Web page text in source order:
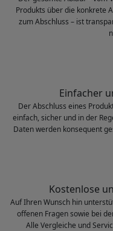
Produkts über die konkrete
zum Abschluss – ist
Einfacher
Der Abschluss eines
einfach, sicher und in der
Daten werden konsequent
Kostenlose
Auf Ihren Wunsch hin
offenen Fragen sowie bei
Alle Vergleiche und